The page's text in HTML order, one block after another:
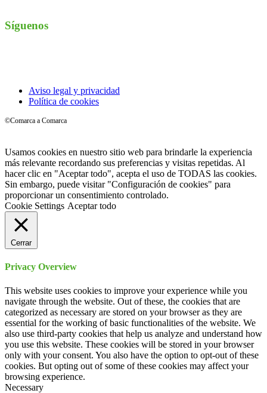
Síguenos
Aviso legal y privacidad
Política de cookies
©Comarca a Comarca
Usamos cookies en nuestro sitio web para brindarle la experiencia
más relevante recordando sus preferencias y visitas repetidas. Al
hacer clic en "Aceptar todo", acepta el uso de TODAS las cookies.
Sin embargo, puede visitar "Configuración de cookies" para
proporcionar un consentimiento controlado.
Cookie Settings Aceptar todo
Cerrar
Privacy Overview
This website uses cookies to improve your experience while you
navigate through the website. Out of these, the cookies that are
categorized as necessary are stored on your browser as they are
essential for the working of basic functionalities of the website. We
also use third-party cookies that help us analyze and understand how
you use this website. These cookies will be stored in your browser
only with your consent. You also have the option to opt-out of these
cookies. But opting out of some of these cookies may affect your
browsing experience.
Necessary